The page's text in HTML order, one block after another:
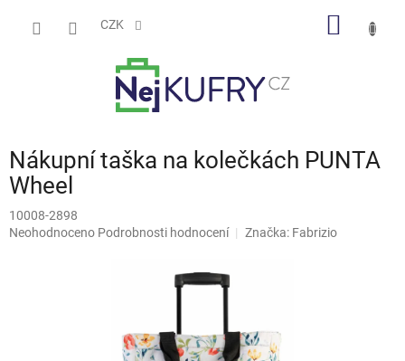
CZK
Nákupní taška na kolečkách PUNTA
Wheel
10008-2898
Průměrné
Neohodnoceno Podrobnosti hodnocení Značka: Fabrizio